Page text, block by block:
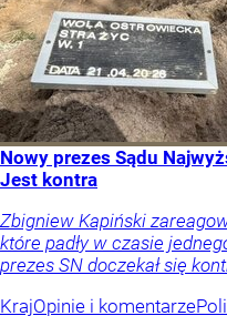
Nowy prezes Sądu
Jest kontra
Zbigniew Kapiński
które padły w czasie
prezes SN doczekał się
KrajOpinie i komentarze